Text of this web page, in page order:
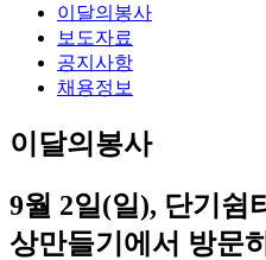
이달의봉사
보도자료
공지사항
채용정보
이달의봉사
9월 2일(일), 단기쉼
상만들기에서 방문